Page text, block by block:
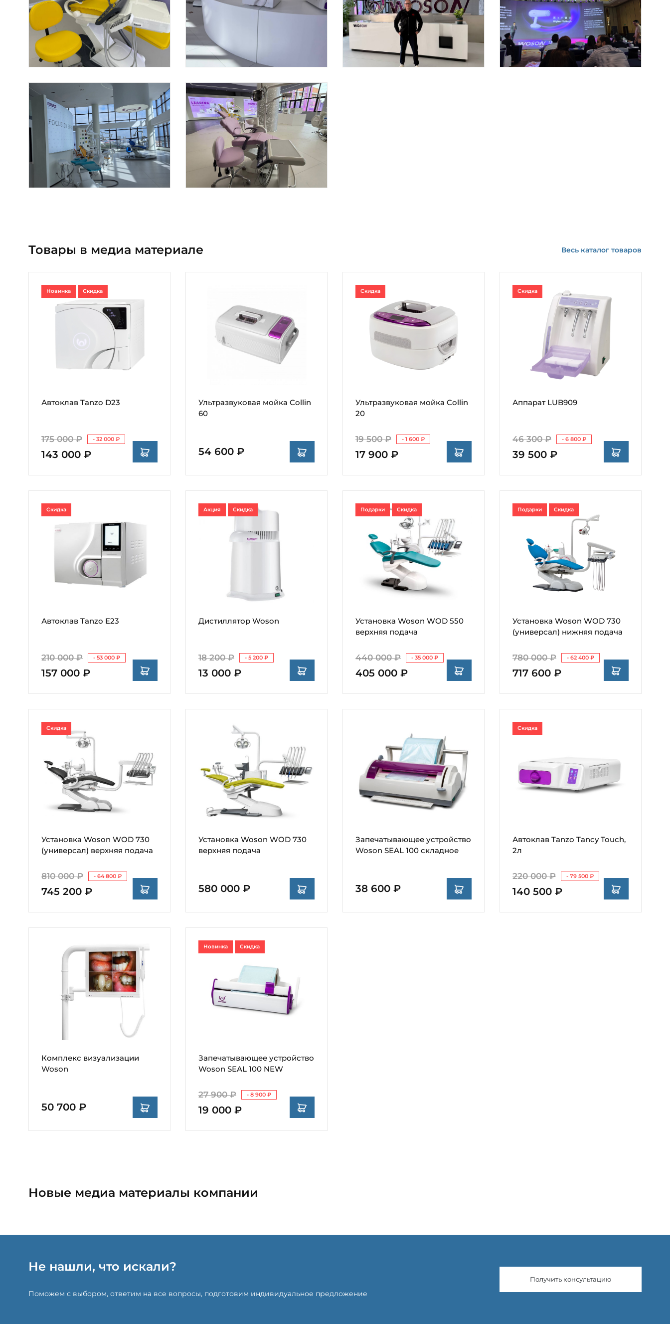
Товары в медиа материале Весь каталог товаров
Автоклав Tanzo D23
175 000 ₽ - 32 000 ₽
143 000 ₽
Новинка Скидка
Ультразвуковая мойка Collin
60
54 600 ₽
Ультразвуковая мойка Collin
20
19 500 ₽ - 1 600 ₽
17 900 ₽
Скидка
Аппарат LUB909
46 300 ₽ - 6 800 ₽
39 500 ₽
Скидка
Автоклав Tanzo E23
210 000 ₽ - 53 000 ₽
157 000 ₽
Скидка
Дистиллятор Woson
18 200 ₽ - 5 200 ₽
13 000 ₽
Акция Скидка
Установка Woson WOD 550
верхняя подача
440 000 ₽ - 35 000 ₽
405 000 ₽
Подарки Скидка
Установка Woson WOD 730
(универсал) нижняя подача
780 000 ₽ - 62 400 ₽
717 600 ₽
Подарки Скидка
Установка Woson WOD 730
(универсал) верхняя подача
810 000 ₽ - 64 800 ₽
745 200 ₽
Скидка
Установка Woson WOD 730
верхняя подача
580 000 ₽
Запечатывающее устройство
Woson SEAL 100 складное
38 600 ₽
Автоклав Tanzo Tancy Touch,
2л
220 000 ₽ - 79 500 ₽
140 500 ₽
Скидка
Комплекс визуализации
Woson
50 700 ₽
Запечатывающее устройство
Woson SEAL 100 NEW
27 900 ₽ - 8 900 ₽
19 000 ₽
Новинка Скидка
Новые медиа материалы компании
Не нашли, что искали?
Поможем с выбором, ответим на все вопросы, подготовим индивидуальное предложение
Получить консультацию